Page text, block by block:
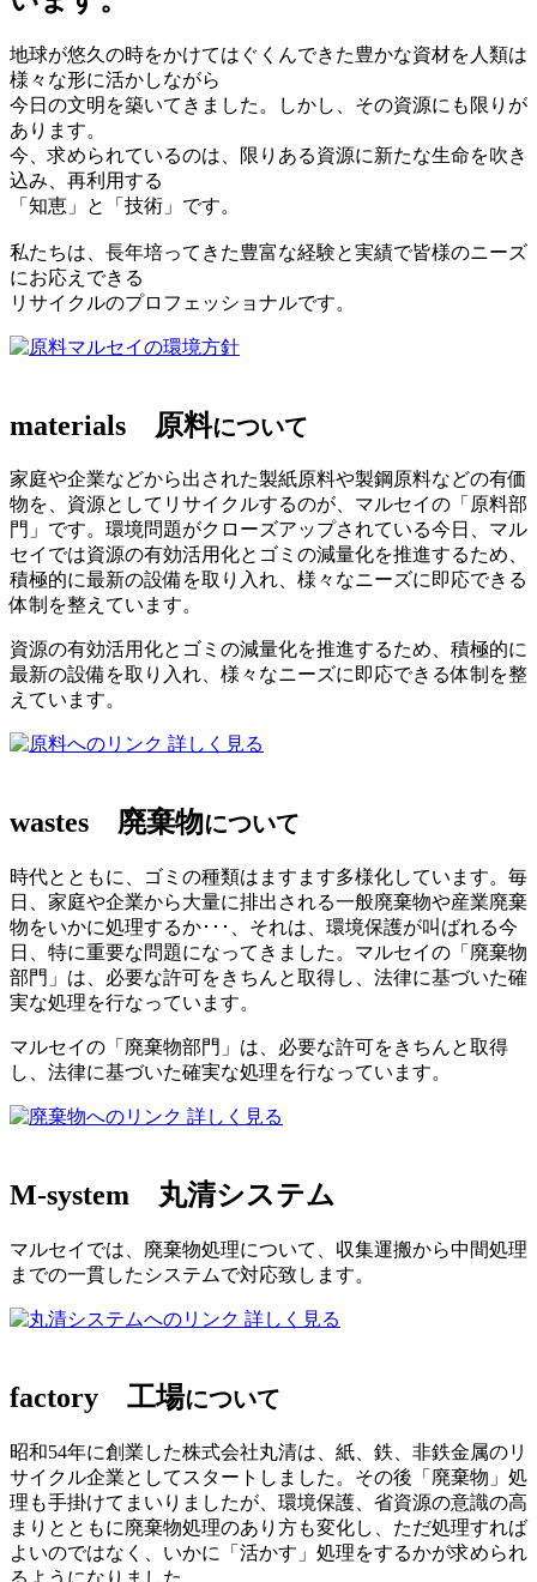
地球が悠久の時をかけてはぐくんできた豊かな資材を人類は
様々な形に活かしながら
今日の文明を築いてきました。しかし、その資源にも限りが
あります。
今、求められているのは、限りある資源に新たな生命を吹き
込み、再利用する
「知恵」と「技術」です。
私たちは、長年培ってきた豊富な経験と実績で皆様のニーズ
にお応えできる
リサイクルのプロフェッショナルです。
マルセイの環境方針
materials 原料について
家庭や企業などから出された製紙原料や製鋼原料などの有価
物を、資源としてリサイクルするのが、マルセイの「原料部
門」です。環境問題がクローズアップされている今日、マル
セイでは資源の有効活用化とゴミの減量化を推進するため、
積極的に最新の設備を取り入れ、様々なニーズに即応できる
体制を整えています。
資源の有効活用化とゴミの減量化を推進するため、積極的に
最新の設備を取り入れ、様々なニーズに即応できる体制を整
えています。
詳しく見る
wastes 廃棄物について
時代とともに、ゴミの種類はますます多様化しています。毎
日、家庭や企業から大量に排出される一般廃棄物や産業廃棄
物をいかに処理するか･･･、それは、環境保護が叫ばれる今
日、特に重要な問題になってきました。マルセイの「廃棄物
部門」は、必要な許可をきちんと取得し、法律に基づいた確
実な処理を行なっています。
マルセイの「廃棄物部門」は、必要な許可をきちんと取得
し、法律に基づいた確実な処理を行なっています。
詳しく見る
M-system 丸清システム
マルセイでは、廃棄物処理について、収集運搬から中間処理
までの一貫したシステムで対応致します。
詳しく見る
factory 工場について
昭和54年に創業した株式会社丸清は、紙、鉄、非鉄金属のリ
サイクル企業としてスタートしました。その後「廃棄物」処
理も手掛けてまいりましたが、環境保護、省資源の意識の高
まりとともに廃棄物処理のあり方も変化し、ただ処理すれば
よいのではなく、いかに「活かす」処理をするかが求められ
るようになりました。